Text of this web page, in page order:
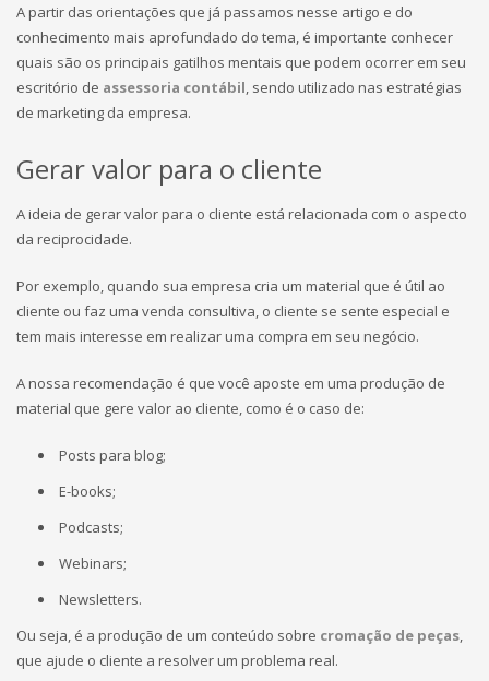
A partir das orientações que já passamos nesse artigo e do
conhecimento mais aprofundado do tema, é importante conhecer
quais são os principais gatilhos mentais que podem ocorrer em seu
escritório de assessoria contábil, sendo utilizado nas estratégias
de marketing da empresa.
Gerar valor para o cliente
A ideia de gerar valor para o cliente está relacionada com o aspecto
da reciprocidade.
Por exemplo, quando sua empresa cria um material que é útil ao
cliente ou faz uma venda consultiva, o cliente se sente especial e
tem mais interesse em realizar uma compra em seu negócio.
A nossa recomendação é que você aposte em uma produção de
material que gere valor ao cliente, como é o caso de:
Posts para blog;
E-books;
Podcasts;
Webinars;
Newsletters.
Ou seja, é a produção de um conteúdo sobre cromação de peças,
que ajude o cliente a resolver um problema real.